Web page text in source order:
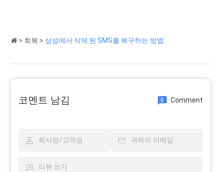
> 회복 >삼성에서 삭제 된 SMS를 복구하는 방법
코멘트 남김 0 Comment